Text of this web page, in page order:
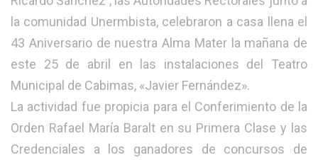
la comunidad Unermbista, celebraron a casa llena el
43 Aniversario de nuestra Alma Mater la mañana de
este 25 de abril en las instalaciones del Teatro
Municipal de Cabimas, «Javier Fernández».
La actividad fue propicia para el Conferimiento de la
Orden Rafael María Baralt en su Primera Clase y las
Credenciales a los ganadores de concursos de